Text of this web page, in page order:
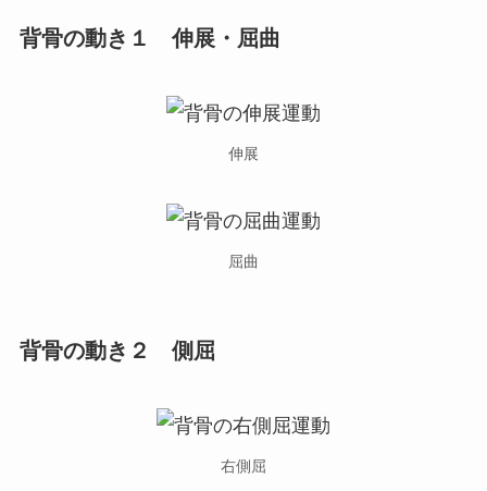
背骨の動き１ 伸展・屈曲
伸展
屈曲
背骨の動き２ 側屈
右側屈